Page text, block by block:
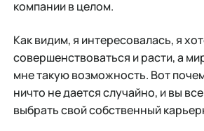
компании в целом.
Как видим, я интересовалась, я
совершенствоваться и расти, а
мне такую возможность. Вот
ничто не дается случайно, и вы
выбрать свой собственный